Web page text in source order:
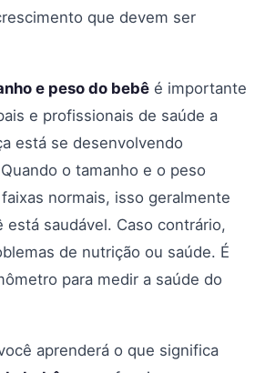
que devem ser
e peso do bebê é importante
e profissionais de saúde a
está se desenvolvendo
o tamanho e o peso
normais, isso geralmente
está saudável. Caso contrário,
de nutrição ou saúde. É
para medir a saúde do
aprenderá o que significa